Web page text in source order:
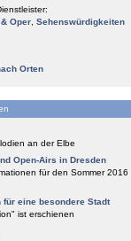
Oper Sehenswürdigkeiten
Orten
an der Elbe
Open-Airs in Dresden
für den Sommer 2016
eine besondere Stadt
ist erschienen